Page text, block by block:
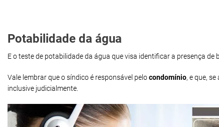
Potabilidade da água
E o teste de potabilidade da água que visa identificar a presença
Vale lembrar que o síndico é responsável pelocondomínio, e que,
inclusive judicialmente.